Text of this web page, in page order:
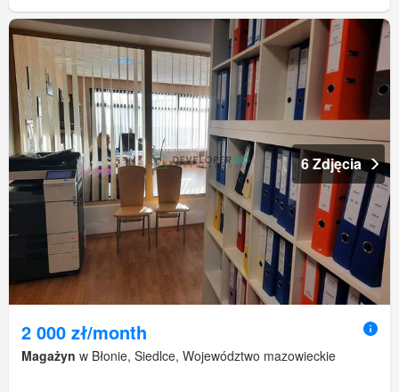
6 Zdjęcia
2 000 zł/month
Magażyn w Błonie, Siedlce, Województwo mazowieckie